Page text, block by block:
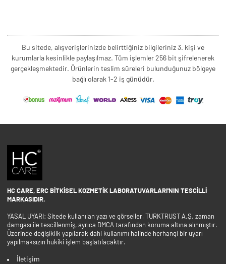
Bu sitede, alışverişlerinizde belirttiğiniz bilgileriniz 3. kişi ve
kurumlarla kesinlikle paylaşılmaz. Tüm işlemler 256 bit şifrelenerek
gerçekleşmektedir. Ürünlerin teslim süreleri bulunduğunuz bölgeye
bağlı olarak 1-2 iş günüdür.
HC CARE, ERC BITKISEL KOZMETIK LABORATUVARLARI'NIN TESCILLI
MARKASIDIR.
YASAL UYARI: Sitede kullanılan yazı ve görseller, TURKTRUST A.Ş. zaman
damgası ile tescillenmiş, ayrıca DMCA tarafından koruma altına alınmıştır.
Üzerinde değişiklik yapılarak dahi kullanımı halinde herhangi bir uyarı
yapılmaksızın hukiki işlem başlatılacaktır.
İletişim